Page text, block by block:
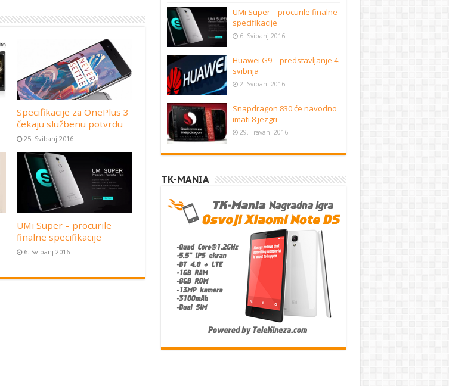
Specifikacije za OnePlus 3
čekaju službenu potvrdu
25. Svibanj 2016
UMi Super – procurile
finalne specifikacije
6. Svibanj 2016
UMi Super – procurile finalne
specifikacije
6. Svibanj 2016
Huawei G9 – predstavljanje 4.
svibnja
2. Svibanj 2016
Snapdragon 830 će navodno
imati 8 jezgri
29. Travanj 2016
TK-MANIA